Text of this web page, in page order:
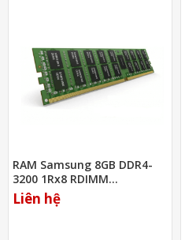
RAM Samsung 8GB DDR4-
3200 1Rx8 RDIMM
(M393A1K43DB2-CWE)
Liên hệ